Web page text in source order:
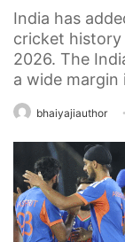
India has
cricket history
2026. The
a wide
bhaiyajiauthor